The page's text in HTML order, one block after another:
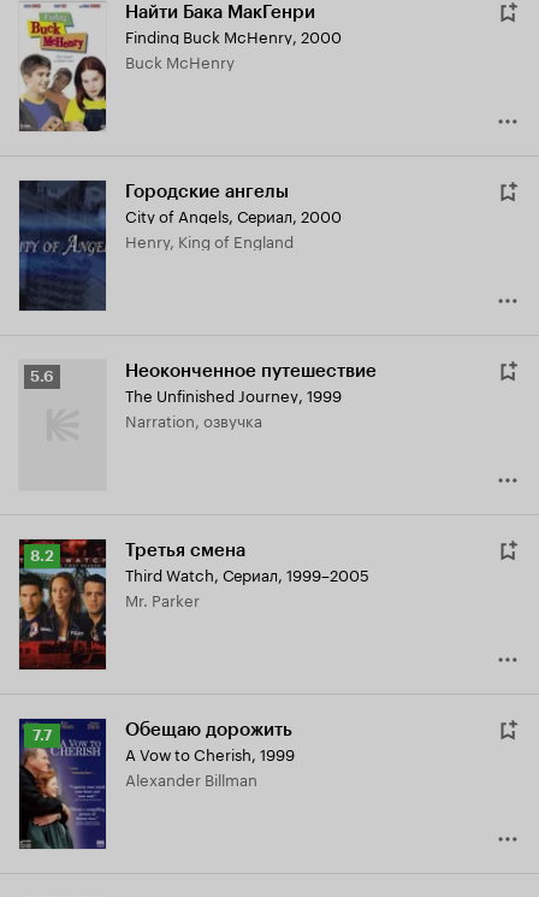
Найти Бака МакГенри
Finding Buck McHenry, 2000
Buck McHenry
Городские ангелы
City of Angels, Сериал, 2000
Henry, King of England
Рейтинг
5.6 Неоконченное путешествие
The Unfinished Journey, 1999
Narration, озвучка
Рейтинг
Кинопоиска
8.2
8.2 Третья смена
Third Watch, Сериал, 1999–2005
Mr. Parker
Рейтинг
Кинопоиска
7.7
7.7 Обещаю дорожить
A Vow to Cherish, 1999
Alexander Billman